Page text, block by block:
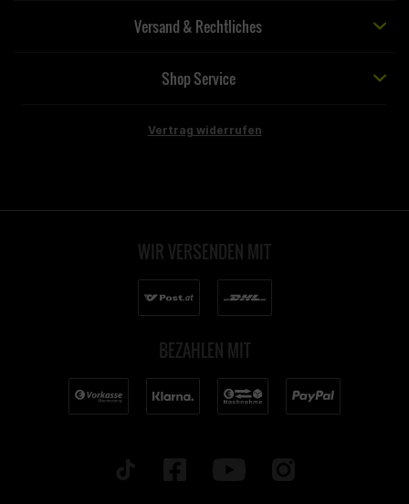
Versand & Rechtliches
Shop Service
Vertrag widerrufen
WIR VERSENDEN MIT
BEZAHLEN MIT